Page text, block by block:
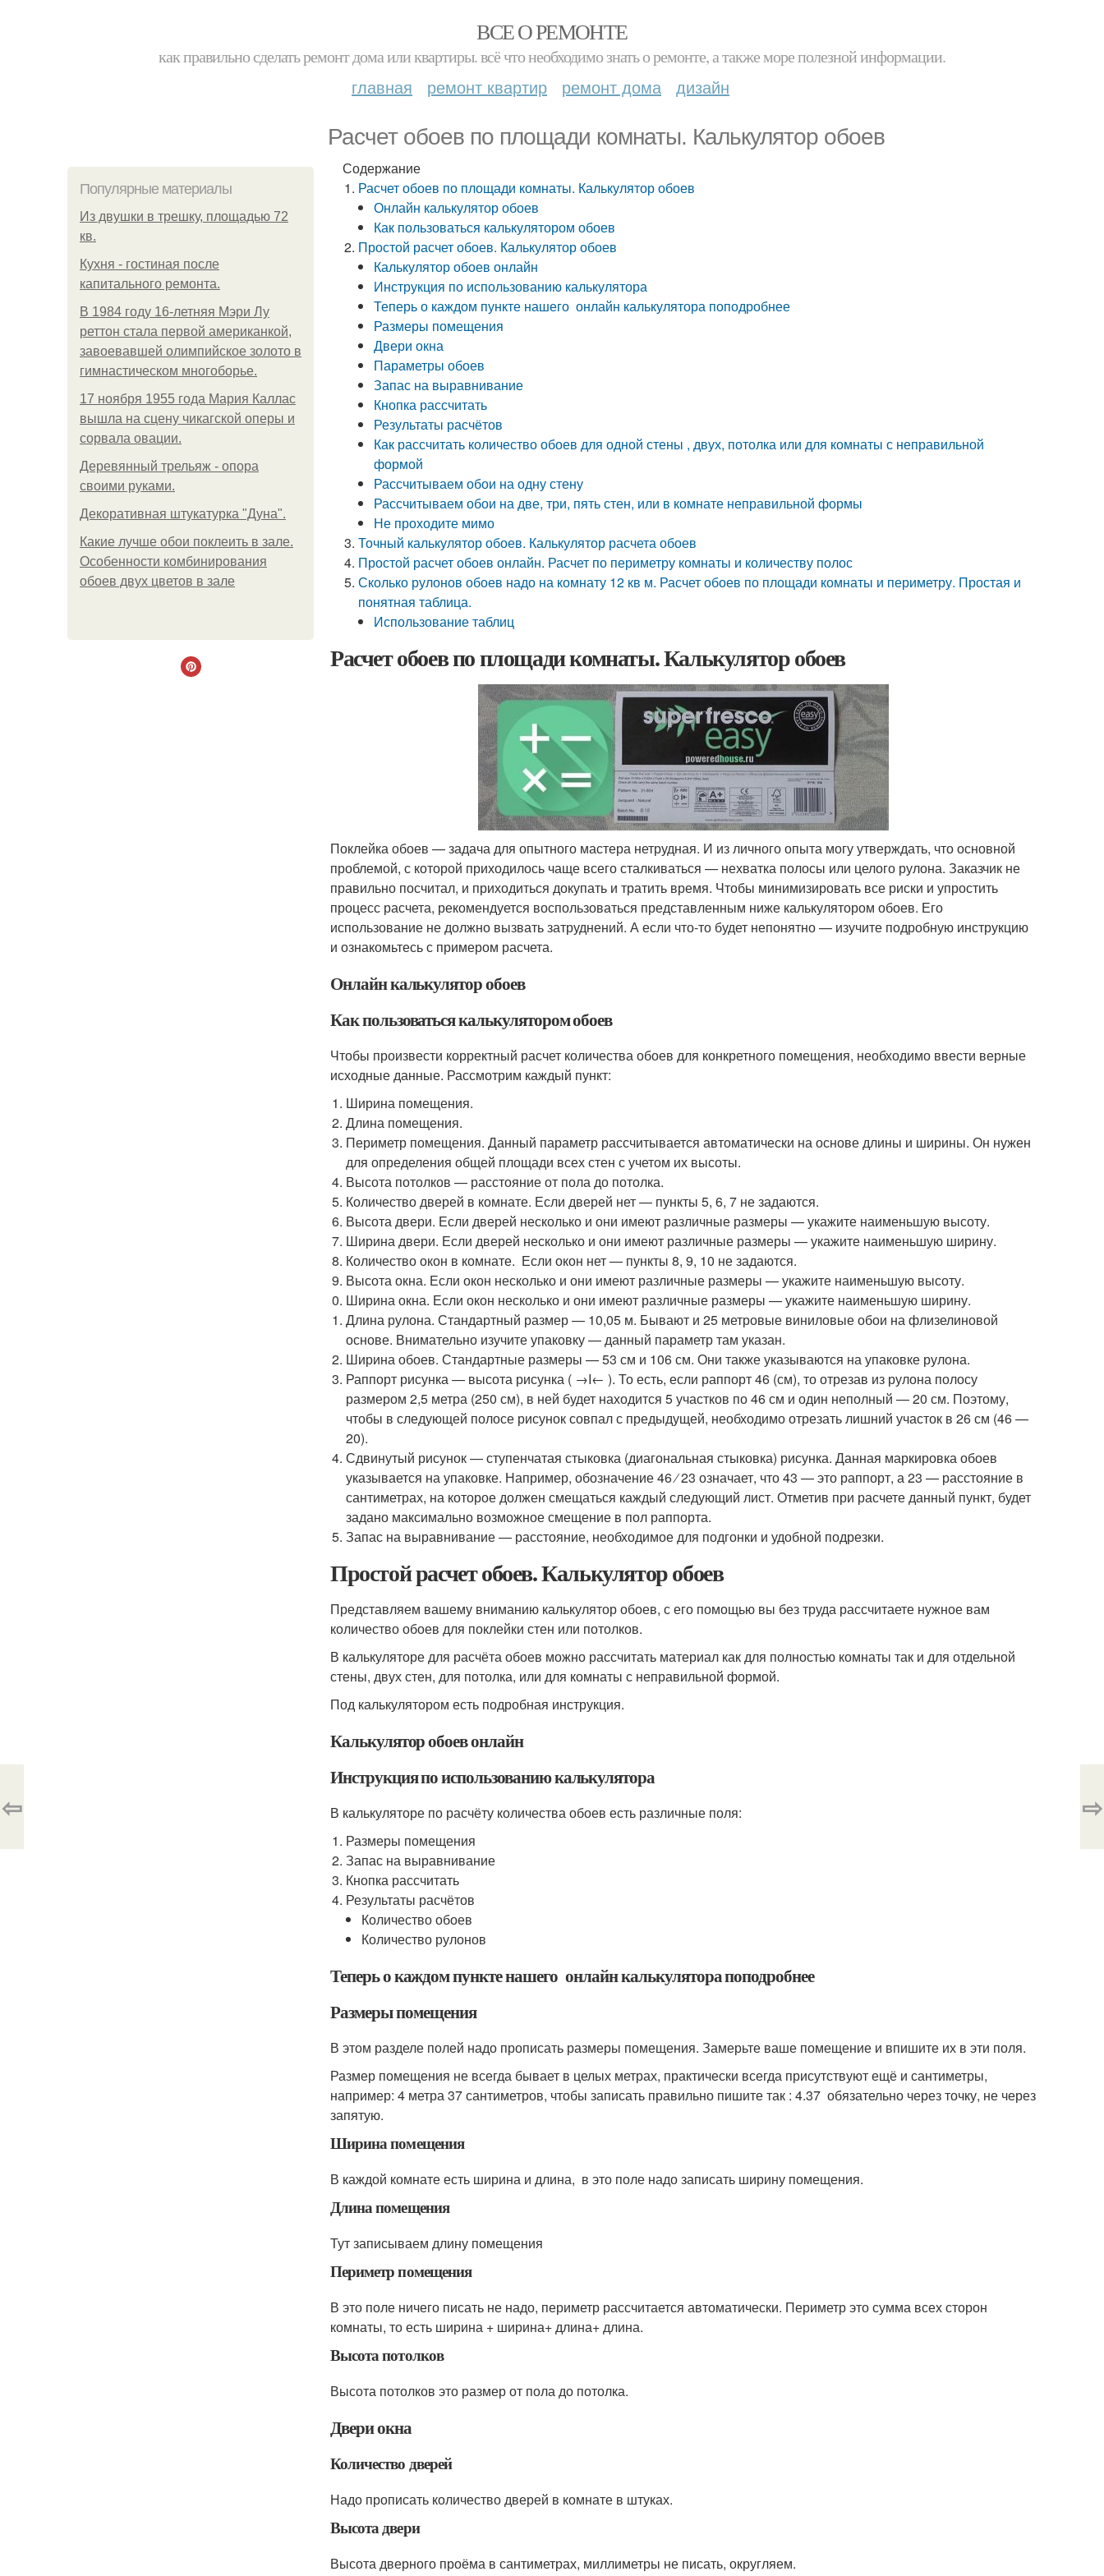
ВСЕ О РЕМОНТЕ
как правильно сделать ремонт дома или квартиры. всё что необходимо знать о ремонте, а также море полезной информации.
главная ремонт квартир ремонт дома дизайн
Расчет обоев по площади комнаты. Калькулятор обоев
Популярные материалы
Из двушки в трешку, площадью 72
кв.
Кухня - гостиная после
капитального ремонта.
В 1984 году 16-летняя Мэри Лу
реттон стала первой американкой,
завоевавшей олимпийское золото в
гимнастическом многоборье.
17 ноября 1955 года Мария Каллас
вышла на сцену чикагской оперы и
сорвала овации.
Деревянный трельяж - опора
своими руками.
Декоративная штукатурка "Дуна".
Какие лучше обои поклеить в зале.
Особенности комбинирования
обоев двух цветов в зале
Содержание
Расчет обоев по площади комнаты. Калькулятор обоев
Онлайн калькулятор обоев
Как пользоваться калькулятором обоев
Простой расчет обоев. Калькулятор обоев
Калькулятор обоев онлайн
Инструкция по использованию калькулятора
Теперь о каждом пункте нашего онлайн калькулятора поподробнее
Размеры помещения
Двери окна
Параметры обоев
Запас на выравнивание
Кнопка рассчитать
Результаты расчётов
Как рассчитать количество обоев для одной стены , двух, потолка или для комнаты с неправильной
формой
Рассчитываем обои на одну стену
Рассчитываем обои на две, три, пять стен, или в комнате неправильной формы
Не проходите мимо
Точный калькулятор обоев. Калькулятор расчета обоев
Простой расчет обоев онлайн. Расчет по периметру комнаты и количеству полос
Сколько рулонов обоев надо на комнату 12 кв м. Расчет обоев по площади комнаты и периметру. Простая и
понятная таблица.
Использование таблиц
Расчет обоев по площади комнаты. Калькулятор обоев
Поклейка обоев — задача для опытного мастера нетрудная. И из личного опыта могу утверждать, что основной
проблемой, с которой приходилось чаще всего сталкиваться — нехватка полосы или целого рулона. Заказчик не
правильно посчитал, и приходиться докупать и тратить время. Чтобы минимизировать все риски и упростить
процесс расчета, рекомендуется воспользоваться представленным ниже калькулятором обоев. Его
использование не должно вызвать затруднений. А если что-то будет непонятно — изучите подробную инструкцию
и ознакомьтесь с примером расчета.
Онлайн калькулятор обоев
Как пользоваться калькулятором обоев
Чтобы произвести корректный расчет количества обоев для конкретного помещения, необходимо ввести верные
исходные данные. Рассмотрим каждый пункт:
Ширина помещения.
Длина помещения.
Периметр помещения. Данный параметр рассчитывается автоматически на основе длины и ширины. Он нужен
для определения общей площади всех стен с учетом их высоты.
Высота потолков — расстояние от пола до потолка.
Количество дверей в комнате. Если дверей нет — пункты 5, 6, 7 не задаются.
Высота двери. Если дверей несколько и они имеют различные размеры — укажите наименьшую высоту.
Ширина двери. Если дверей несколько и они имеют различные размеры — укажите наименьшую ширину.
Количество окон в комнате. Если окон нет — пункты 8, 9, 10 не задаются.
Высота окна. Если окон несколько и они имеют различные размеры — укажите наименьшую высоту.
Ширина окна. Если окон несколько и они имеют различные размеры — укажите наименьшую ширину.
Длина рулона. Стандартный размер — 10,05 м. Бывают и 25 метровые виниловые обои на флизелиновой
основе. Внимательно изучите упаковку — данный параметр там указан.
Ширина обоев. Стандартные размеры — 53 см и 106 см. Они также указываются на упаковке рулона.
Раппорт рисунка — высота рисунка ( →I← ). То есть, если раппорт 46 (см), то отрезав из рулона полосу
размером 2,5 метра (250 см), в ней будет находится 5 участков по 46 см и один неполный — 20 см. Поэтому,
чтобы в следующей полосе рисунок совпал с предыдущей, необходимо отрезать лишний участок в 26 см (46 —
20).
Сдвинутый рисунок — ступенчатая стыковка (диагональная стыковка) рисунка. Данная маркировка обоев
указывается на упаковке. Например, обозначение 46 ⁄ 23 означает, что 43 — это раппорт, а 23 — расстояние в
сантиметрах, на которое должен смещаться каждый следующий лист. Отметив при расчете данный пункт, будет
задано максимально возможное смещение в пол раппорта.
Запас на выравнивание — расстояние, необходимое для подгонки и удобной подрезки.
Простой расчет обоев. Калькулятор обоев
Представляем вашему вниманию калькулятор обоев, с его помощью вы без труда рассчитаете нужное вам
количество обоев для поклейки стен или потолков.
В калькуляторе для расчёта обоев можно рассчитать материал как для полностью комнаты так и для отдельной
стены, двух стен, для потолка, или для комнаты с неправильной формой.
Под калькулятором есть подробная инструкция.
Калькулятор обоев онлайн
Инструкция по использованию калькулятора
В калькуляторе по расчёту количества обоев есть различные поля:
Размеры помещения
Запас на выравнивание
Кнопка рассчитать
Результаты расчётов
Количество обоев
Количество рулонов
Теперь о каждом пункте нашего онлайн калькулятора поподробнее
Размеры помещения
В этом разделе полей надо прописать размеры помещения. Замерьте ваше помещение и впишите их в эти поля.
Размер помещения не всегда бывает в целых метрах, практически всегда присутствуют ещё и сантиметры,
например: 4 метра 37 сантиметров, чтобы записать правильно пишите так : 4.37 обязательно через точку, не через
запятую.
Ширина помещения
В каждой комнате есть ширина и длина, в это поле надо записать ширину помещения.
Длина помещения
Тут записываем длину помещения
Периметр помещения
В это поле ничего писать не надо, периметр рассчитается автоматически. Периметр это сумма всех сторон
комнаты, то есть ширина + ширина+ длина+ длина.
Высота потолков
Высота потолков это размер от пола до потолка.
Двери окна
Количество дверей
Надо прописать количество дверей в комнате в штуках.
Высота двери
Высота дверного проёма в сантиметрах, миллиметры не писать, округляем.
⇦ ⇨